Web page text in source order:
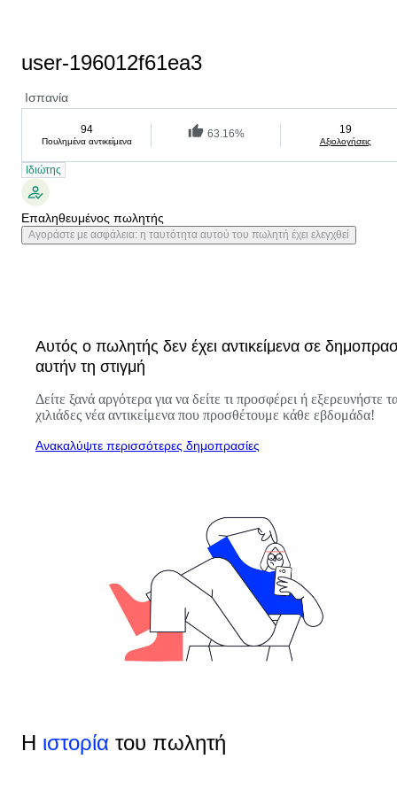
user-196012f61ea3
Ισπανία
94
Πουλημένα αντικείμενα
63.16% 19
Αξιολογήσεις
Ιδιώτης
Επαληθευμένος πωλητής
Αγοράστε με ασφάλεια: η ταυτότητα αυτού του πωλητή έχει ελεγχθεί
Αυτός ο πωλητής δεν έχει αντικείμενα σε
αυτήν τη στιγμή
Δείτε ξανά αργότερα για να δείτε τι προσφέρει ή εξερευνήστε
χιλιάδες νέα αντικείμενα που προσθέτουμε κάθε εβδομάδα!
Ανακαλύψτε περισσότερες δημοπρασίες
Η ιστορία του πωλητή